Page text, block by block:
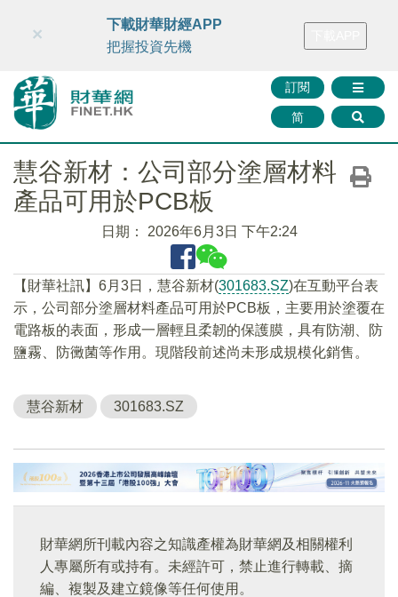
財華智庫網 FINTV FINMETA 財華證券 媒體矩陣
訂閱
简
×
下載財華財經APP
把握投資先機
慧谷新材：公司部分塗層材料
產品可用於PCB板
日期： 2026年6月3日 下午2:24
【財華社訊】6月3日，慧谷新材(301683.SZ)在互動平台表
示，公司部分塗層材料產品可用於PCB板，主要用於塗覆在
電路板的表面，形成一層輕且柔韌的保護膜，具有防潮、防
鹽霧、防黴菌等作用。現階段前述尚未形成規模化銷售。
慧谷新材 301683.SZ
財華網所刊載內容之知識產權為財華網及相關權利
人專屬所有或持有。未經許可，禁止進行轉載、摘
編、複製及建立鏡像等任何使用。